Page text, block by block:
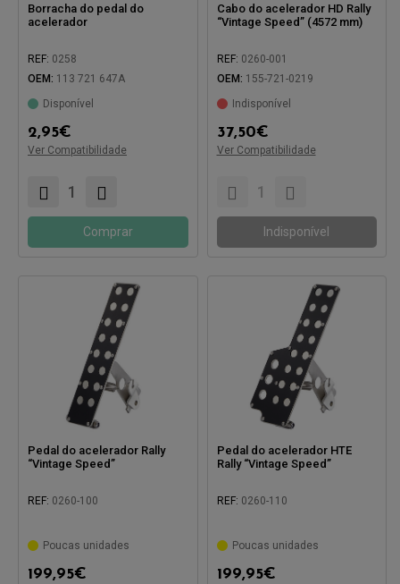
Borracha do pedal do
acelerador
REF: 0258
OEM: 113 721 647A
Disponível
2,95€
Ver Compatibilidade
Compatível com:
Comprar
Cabo do acelerador HD Rally
“Vintage Speed” (4572 mm)
REF: 0260-001
OEM: 155-721-0219
Indisponível
37,50€
Ver Compatibilidade
Compatível com:
Indisponível
Pedal do acelerador Rally
“Vintage Speed”
REF: 0260-100
Poucas unidades
199,95€
Compatível com:
Pedal do acelerador HTE
Rally “Vintage Speed”
REF: 0260-110
Poucas unidades
199,95€
Compatível com: